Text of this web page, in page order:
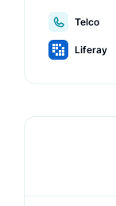
Telco
Liferay